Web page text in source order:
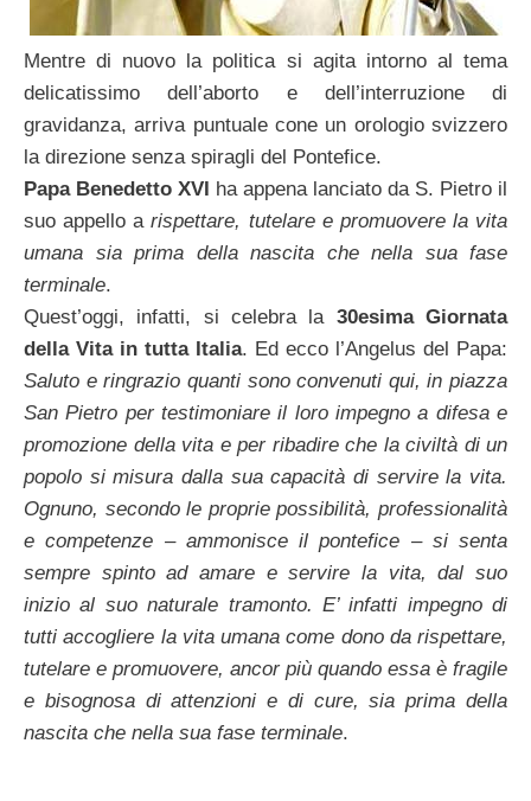
Mentre di nuovo la politica si agita intorno al tema
delicatissimo dell’aborto e dell’interruzione di
gravidanza, arriva puntuale cone un orologio svizzero
la direzione senza spiragli del Pontefice.
Papa Benedetto XVI ha appena lanciato da S. Pietro il
suo appello arispettare, tutelare e promuovere la vita
umana sia prima della nascita che nella sua fase
terminale.
Quest’oggi, infatti, si celebra la 30esima Giornata
della Vita in tutta Italia. Ed ecco l’Angelus del Papa:
Saluto e ringrazio quanti sono convenuti qui, in piazza
San Pietro per testimoniare il loro impegno a difesa e
promozione della vita e per ribadire che la civiltà di un
popolo si misura dalla sua capacità di servire la vita.
Ognuno, secondo le proprie possibilità, professionalità
e competenze – ammonisce il pontefice – si senta
sempre spinto ad amare e servire la vita, dal suo
inizio al suo naturale tramonto. E’ infatti impegno di
tutti accogliere la vita umana come dono da rispettare,
tutelare e promuovere, ancor più quando essa è fragile
e bisognosa di attenzioni e di cure, sia prima della
nascita che nella sua fase terminale.